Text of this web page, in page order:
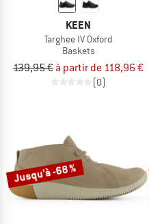
KEEN
Targhee IV Oxford
Baskets
139,95 € à partir de 118,96 €
(0)
Jusqu'à -68 %